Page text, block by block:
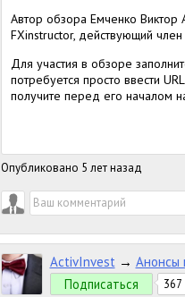
Автор обзора Емченко Виктор
FXinstructor, действующий
Для участия в обзоре
потребуется просто ввести
получите перед его началом
Опубликовано 5 лет назад
ActivInvest→ Анонсы
Подписаться
367